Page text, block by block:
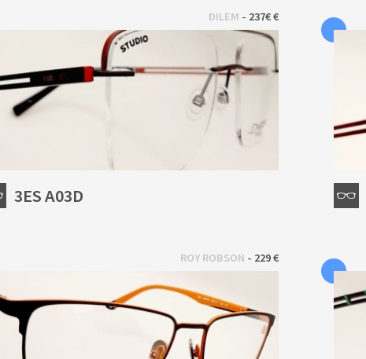
DILEM - 237€ €
3ES A03D
ROY ROBSON - 229 €